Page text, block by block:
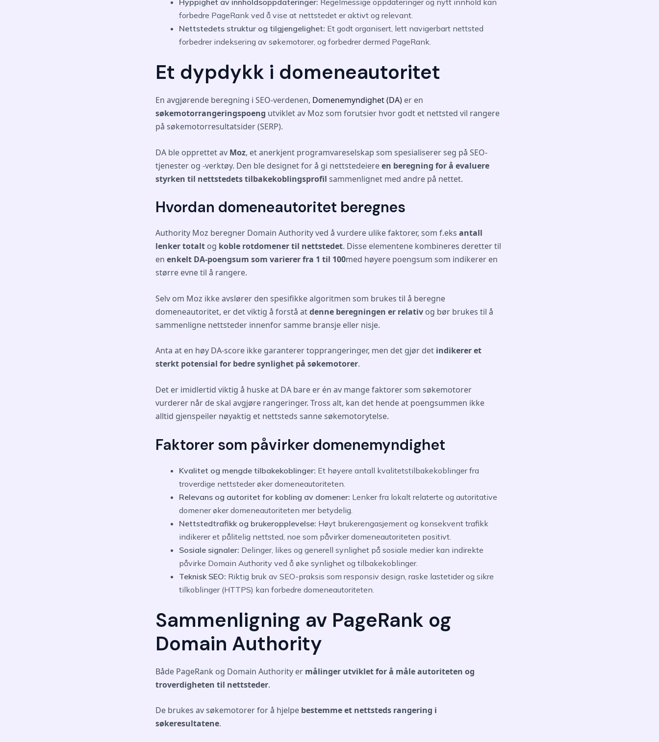
forbedre PageRank ved å vise at nettstedet er aktivt og relevant.
Nettstedets struktur og tilgjengelighet: Et godt organisert, lett navigerbart nettsted
forbedrer indeksering av søkemotorer, og forbedrer dermed PageRank.
Et dypdykk i domeneautoritet
En avgjørende beregning i SEO-verdenen, Domenemyndighet (DA) er en
søkemotorrangeringspoeng utviklet av Moz som forutsier hvor godt et nettsted vil rangere
på søkemotorresultatsider (SERP).
DA ble opprettet av Moz, et anerkjent programvareselskap som spesialiserer seg på SEO-
tjenester og -verktøy. Den ble designet for å gi nettstedeiereen beregning for å evaluere
styrken til nettstedets tilbakekoblingsprofil sammenlignet med andre på nettet.
Hvordan domeneautoritet beregnes
Authority Moz beregner Domain Authority ved å vurdere ulike faktorer, som f.eks antall
lenker totalt og koble rotdomener til nettstedet. Disse elementene kombineres deretter til
en enkelt DA-poengsum som varierer fra 1 til 100med høyere poengsum som indikerer en
større evne til å rangere.
Selv om Moz ikke avslører den spesifikke algoritmen som brukes til å beregne
domeneautoritet, er det viktig å forstå atdenne beregningen er relativ og bør brukes til å
sammenligne nettsteder innenfor samme bransje eller nisje.
Anta at en høy DA-score ikke garanterer topprangeringer, men det gjør det indikerer et
sterkt potensial for bedre synlighet på søkemotorer.
Det er imidlertid viktig å huske at DA bare er én av mange faktorer som søkemotorer
vurderer når de skal avgjøre rangeringer. Tross alt, kan det hende at poengsummen ikke
alltid gjenspeiler nøyaktig et nettsteds sanne søkemotorytelse.
Faktorer som påvirker domenemyndighet
Kvalitet og mengde tilbakekoblinger: Et høyere antall kvalitetstilbakekoblinger fra
troverdige nettsteder øker domeneautoriteten.
Relevans og autoritet for kobling av domener: Lenker fra lokalt relaterte og autoritative
domener øker domeneautoriteten mer betydelig.
Nettstedtrafikk og brukeropplevelse: Høyt brukerengasjement og konsekvent trafikk
indikerer et pålitelig nettsted, noe som påvirker domeneautoriteten positivt.
Sosiale signaler: Delinger, likes og generell synlighet på sosiale medier kan indirekte
påvirke Domain Authority ved å øke synlighet og tilbakekoblinger.
Teknisk SEO: Riktig bruk av SEO-praksis som responsiv design, raske lastetider og sikre
tilkoblinger (HTTPS) kan forbedre domeneautoriteten.
Sammenligning av PageRank og
Domain Authority
Både PageRank og Domain Authority er målinger utviklet for å måle autoriteten og
troverdigheten til nettsteder.
De brukes av søkemotorer for å hjelpe bestemme et nettsteds rangering i
søkeresultatene.